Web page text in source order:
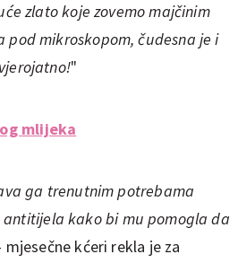
zlato koje zovemo majčinim
pod mikroskopom, čudesna je i
"
mlijeka
ga trenutnim potrebama
kako bi mu pomogla da
kćeri rekla je za